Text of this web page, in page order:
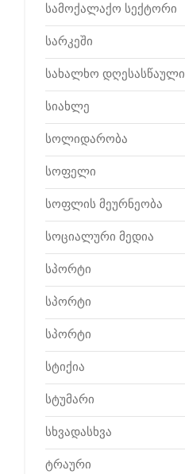
სამოქალაქო სექტორი
სარკეში
სახალხო დღესასწაული
სიახლე
სოლიდარობა
სოფელი
სოფლის მეურნეობა
სოციალური მედია
სპორტი
სპორტი
სპორტი
სტიქია
სტუმარი
სხვადასხვა
ტრაური